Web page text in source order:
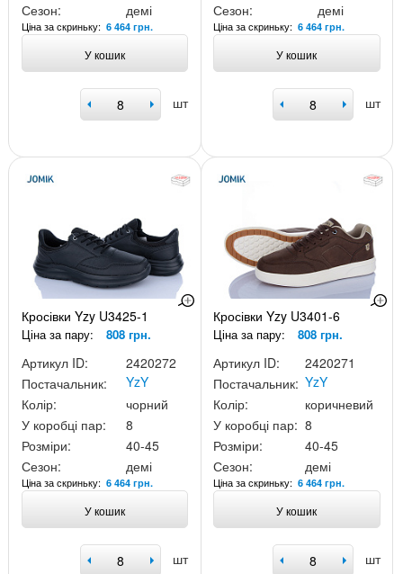
Сезон:
демі
Ціна за скриньку: 6 464 грн.
У кошик
шт
Сезон:
демі
Ціна за скриньку:6 464 грн.
У кошик
шт
Кросівки Yzy U3425-1
Ціна за пару: 808 грн.
Артикул ID:
2420272
Постачальник:
YzY
Колір:
чорний
У коробці пар:
8
Розміри:
40-45
Сезон:
демі
Ціна за скриньку: 6 464 грн.
У кошик
шт
Кросівки Yzy U3401-6
Ціна за пару: 808 грн.
Артикул ID:
2420271
Постачальник: YzY
Колір:
коричневий
У коробці пар: 8
Розміри:
40-45
Сезон:
демі
Ціна за скриньку:6 464 грн.
У кошик
шт